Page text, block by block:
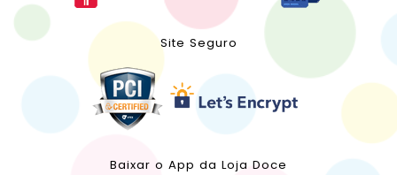
Site Seguro
Baixar o App da Loja Doce